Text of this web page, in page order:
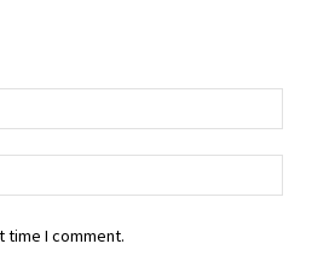
time I comment.